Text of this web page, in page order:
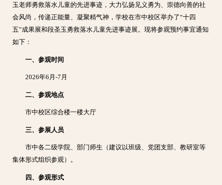
玉老师勇救落水儿童的先进事迹，大力弘扬见义勇为、崇德向善的社
会风尚，传递正能量、凝聚精气神，学校在市中校区举办了“十四
五”成果展和段圣玉勇救落水儿童先进事迹展。现将参观预约事宜通知
如下：
一、参观时间
2026年6月-7月
二、参观地点
市中校区综合楼一楼大厅
三、参展人员
市中各二级学院、部门师生（建议以班级、党团支部、教研室等
集体形式组织参观）。
四、参观形式